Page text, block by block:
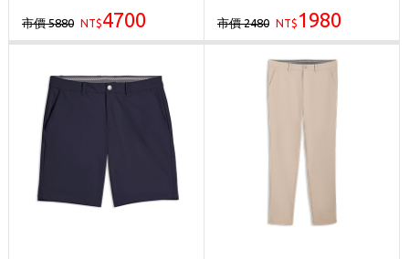
市價 5880 NT$4700 市價 2480 NT$ 1980